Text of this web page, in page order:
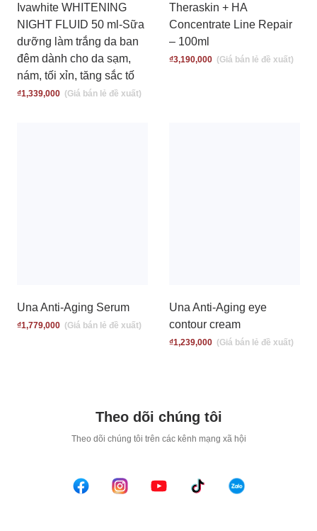
Ivawhite WHITENING
NIGHT FLUID 50 ml-Sữa
dưỡng làm trắng da ban
đêm dành cho da sạm,
nám, tối xỉn, tăng sắc tố
₫1,339,000
Theraskin + HA
Concentrate Line Repair
– 100ml
₫3,190,000
Una Anti-Aging Serum
₫1,779,000
Una Anti-Aging eye
contour cream
₫1,239,000
Theo dõi chúng tôi
Theo dõi chúng tôi trên các kênh mạng xã hội